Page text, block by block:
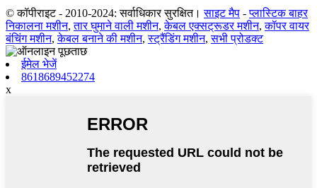
© कॉपीराइट - 2010-2024: सर्वाधिकार सुरक्षित। साइट मैप -प्लास्टिक बाहर
निकालना मशीन,तार घुमाने वाली मशीन,केबल एक्सट्रूडर मशीन,कॉपर वायर
बंचिंग मशीन,केबल बनाने की मशीन,स्ट्रैंडिंग मशीन,सभी प्रोडक्ट
ईमेल भेजें
8618689452274
x